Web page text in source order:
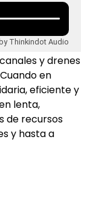
Thinkindot Audio
y drenes
en
eficiente y
lenta,
de recursos
y hasta a